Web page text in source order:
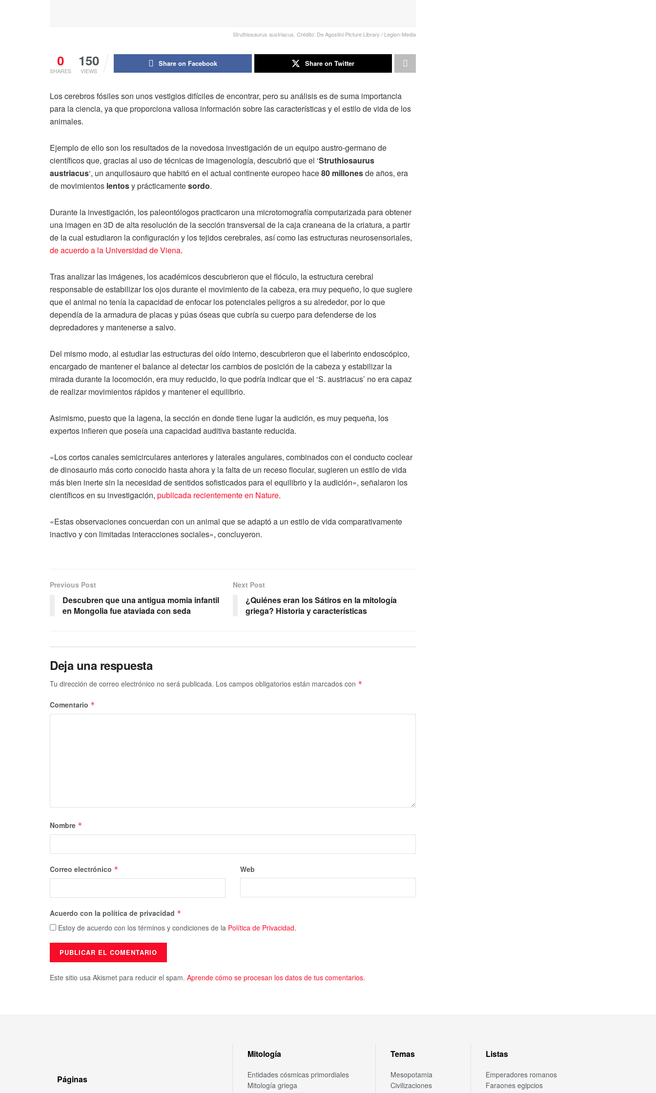
Struthiosaurus austriacus. Crédito: De Agostini Picture Library / Legion-Media
0
SHARES
150
VIEWS
Share on Facebook Share on Twitter
Los cerebros fósiles son unos vestigios difíciles de encontrar, pero su análisis es de suma importancia
para la ciencia, ya que proporciona valiosa información sobre las características y el estilo de vida de los
animales.
Ejemplo de ello son los resultados de la novedosa investigación de un equipo austro-germano de
científicos que, gracias al uso de técnicas de imagenología, descubrió que el ‘Struthiosaurus
austriacus‘, un anquilosauro que habitó en el actual continente europeo hace80 millonesde años, era
de movimientos lentosy prácticamentesordo.
Durante la investigación, los paleontólogos practicaron una microtomografía computarizada para obtener
una imagen en 3D de alta resolución de la sección transversal de la caja craneana de la criatura, a partir
de la cual estudiaron la configuración y los tejidos cerebrales, así como las estructuras neurosensoriales,
de acuerdo a la Universidad de Viena.
Tras analizar las imágenes, los académicos descubrieron que el flóculo, la estructura cerebral
responsable de estabilizar los ojos durante el movimiento de la cabeza, era muy pequeño, lo que sugiere
que el animal no tenía la capacidad de enfocar los potenciales peligros a su alrededor, por lo que
dependía de la armadura de placas y púas óseas que cubría su cuerpo para defenderse de los
depredadores y mantenerse a salvo.
Del mismo modo, al estudiar las estructuras del oído interno, descubrieron que el laberinto endoscópico,
encargado de mantener el balance al detectar los cambios de posición de la cabeza y estabilizar la
mirada durante la locomoción, era muy reducido, lo que podría indicar que el ‘S. austriacus’ no era capaz
de realizar movimientos rápidos y mantener el equilibrio.
Asimismo, puesto que la lagena, la sección en donde tiene lugar la audición, es muy pequeña, los
expertos infieren que poseía una capacidad auditiva bastante reducida.
«Los cortos canales semicirculares anteriores y laterales angulares, combinados con el conducto coclear
de dinosaurio más corto conocido hasta ahora y la falta de un receso flocular, sugieren un estilo de vida
más bien inerte sin la necesidad de sentidos sofisticados para el equilibrio y la audición», señalaron los
científicos en su investigación, publicada recientemente en Nature.
«Estas observaciones concuerdan con un animal que se adaptó a un estilo de vida comparativamente
inactivo y con limitadas interacciones sociales», concluyeron.
Previous Post
Descubren que una antigua momia infantil
en Mongolia fue ataviada con seda
Next Post
¿Quiénes eran los Sátiros en la mitología
griega? Historia y características
Deja una respuesta
Tu dirección de correo electrónico no será publicada. Los campos obligatorios están marcados con *
Comentario *
Nombre *
Correo electrónico * Web
Acuerdo con la política de privacidad *
Estoy de acuerdo con los términos y condiciones de la Política de Privacidad.
Este sitio usa Akismet para reducir el spam. Aprende cómo se procesan los datos de tus comentarios.
Páginas
Mitología
Entidades cósmicas primordiales
Mitología griega
Temas
Mesopotamia
Civilizaciones
Listas
Emperadores romanos
Faraones egipcios